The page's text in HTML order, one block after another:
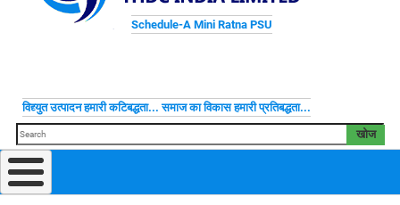
Schedule-A Mini Ratna PSU
विद्द्युत उत्पादन हमारी कटिबद्धता... समाज का विकास हमारी प्रतिबद्धता...
खोज